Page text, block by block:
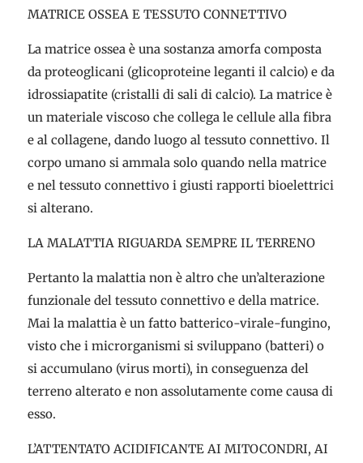
MATRICE OSSEA E TESSUTO CONNETTIVO
La matrice ossea è una sostanza amorfa composta
da proteoglicani (glicoproteine leganti il calcio) e da
idrossiapatite (cristalli di sali di calcio). La matrice è
un materiale viscoso che collega le cellule alla fibra
e al collagene, dando luogo al tessuto connettivo. Il
corpo umano si ammala solo quando nella matrice
e nel tessuto connettivo i giusti rapporti bioelettrici
si alterano.
LA MALATTIA RIGUARDA SEMPRE IL TERRENO
Pertanto la malattia non è altro che un’alterazione
funzionale del tessuto connettivo e della matrice.
Mai la malattia è un fatto batterico-virale-fungino,
visto che i microrganismi si sviluppano (batteri) o
si accumulano (virus morti), in conseguenza del
terreno alterato e non assolutamente come causa di
esso.
L’ATTENTATO ACIDIFICANTE AI MITOCONDRI, AI